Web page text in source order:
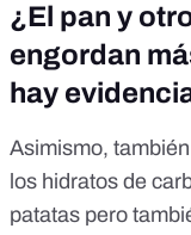
¿El pan y
engordan
hay
Asimismo,
los hidratos de
patatas pero